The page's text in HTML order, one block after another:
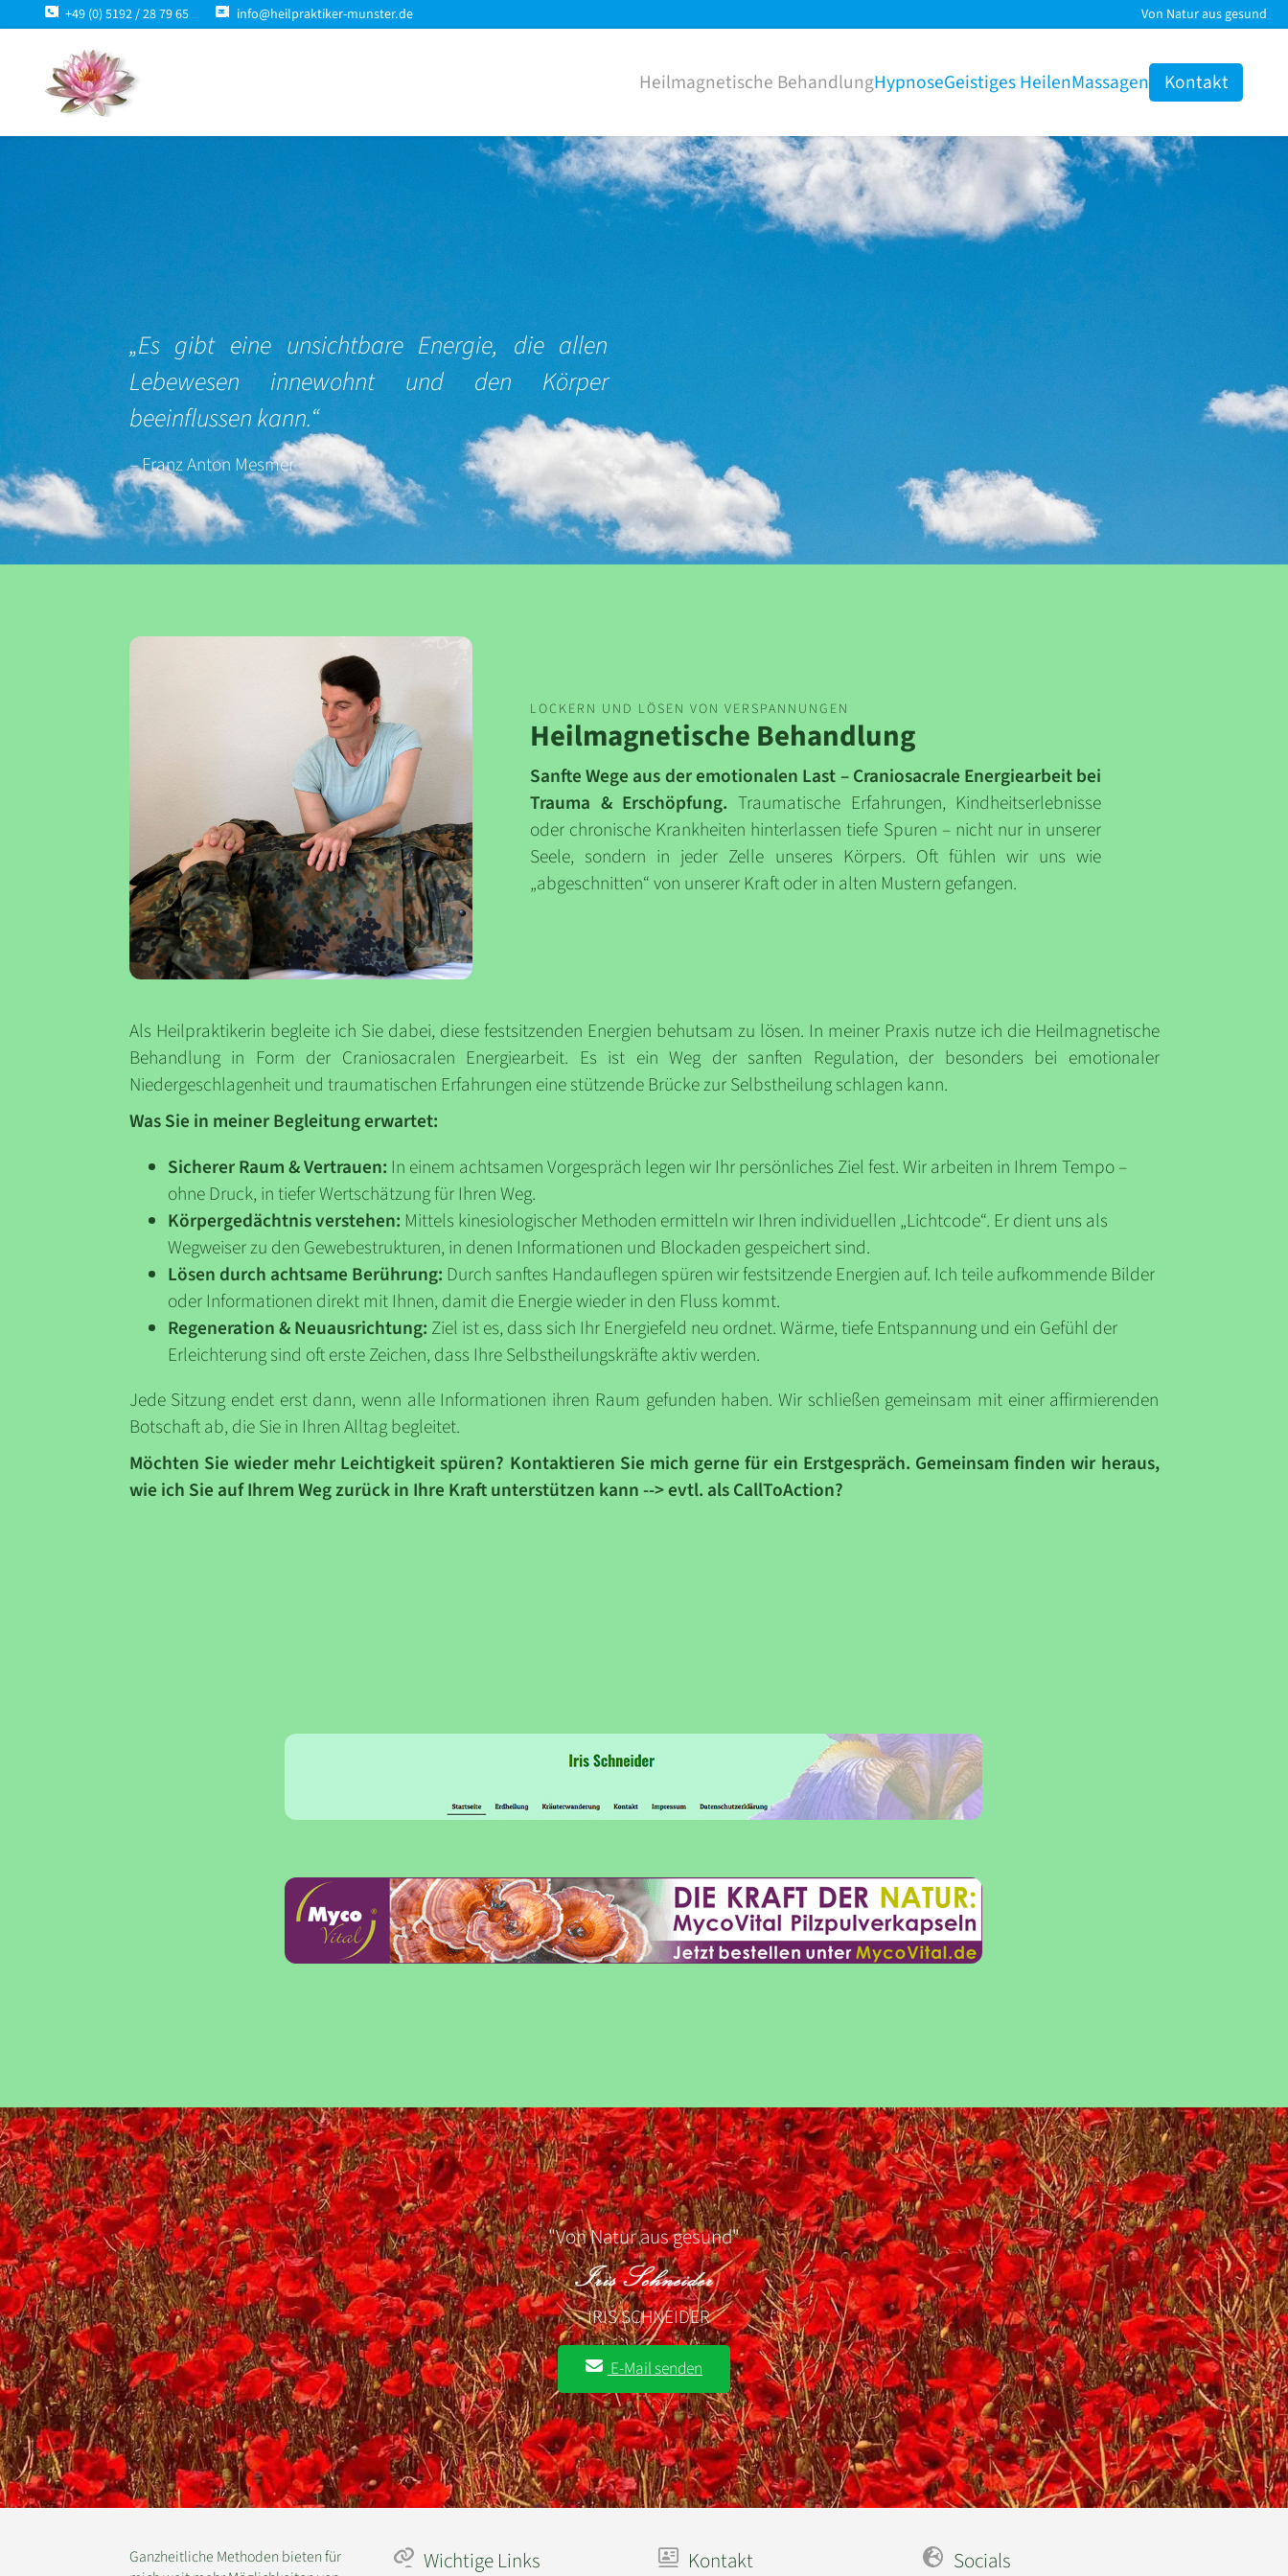
+49 (0) 5192 / 28 79 65 info@heilpraktiker-munster.de Von Natur aus gesund
Heilmagnetische BehandlungHypnoseGeistiges HeilenMassagen Kontakt
„Es gibt eine unsichtbare Energie, die allen
Lebewesen innewohnt und den Körper
beeinflussen kann.“
– Franz Anton Mesmer
LOCKERN UND LÖSEN VON VERSPANNUNGEN
Heilmagnetische Behandlung
Sanfte Wege aus der emotionalen Last – Craniosacrale Energiearbeit bei
Trauma & Erschöpfung. Traumatische Erfahrungen, Kindheitserlebnisse
oder chronische Krankheiten hinterlassen tiefe Spuren – nicht nur in unserer
Seele, sondern in jeder Zelle unseres Körpers. Oft fühlen wir uns wie
„abgeschnitten“ von unserer Kraft oder in alten Mustern gefangen.
Als Heilpraktikerin begleite ich Sie dabei, diese festsitzenden Energien behutsam zu lösen. In meiner Praxis nutze ich die Heilmagnetische
Behandlung in Form der Craniosacralen Energiearbeit. Es ist ein Weg der sanften Regulation, der besonders bei emotionaler
Niedergeschlagenheit und traumatischen Erfahrungen eine stützende Brücke zur Selbstheilung schlagen kann.
Was Sie in meiner Begleitung erwartet:
Sicherer Raum & Vertrauen: In einem achtsamen Vorgespräch legen wir Ihr persönliches Ziel fest. Wir arbeiten in Ihrem Tempo –
ohne Druck, in tiefer Wertschätzung für Ihren Weg.
Körpergedächtnis verstehen: Mittels kinesiologischer Methoden ermitteln wir Ihren individuellen „Lichtcode“. Er dient uns als
Wegweiser zu den Gewebestrukturen, in denen Informationen und Blockaden gespeichert sind.
Lösen durch achtsame Berührung: Durch sanftes Handauflegen spüren wir festsitzende Energien auf. Ich teile aufkommende Bilder
oder Informationen direkt mit Ihnen, damit die Energie wieder in den Fluss kommt.
Regeneration & Neuausrichtung: Ziel ist es, dass sich Ihr Energiefeld neu ordnet. Wärme, tiefe Entspannung und ein Gefühl der
Erleichterung sind oft erste Zeichen, dass Ihre Selbstheilungskräfte aktiv werden.
Jede Sitzung endet erst dann, wenn alle Informationen ihren Raum gefunden haben. Wir schließen gemeinsam mit einer affirmierenden
Botschaft ab, die Sie in Ihren Alltag begleitet.
Möchten Sie wieder mehr Leichtigkeit spüren? Kontaktieren Sie mich gerne für ein Erstgespräch. Gemeinsam finden wir heraus,
wie ich Sie auf Ihrem Weg zurück in Ihre Kraft unterstützen kann --> evtl. als CallToAction?
"Von Natur aus gesund"
- IRIS SCHNEIDER
E-Mail senden
Ganzheitliche Methoden bieten für
Wichtige Links Kontakt Socials